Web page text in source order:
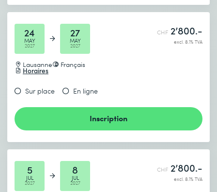
24
MAY
2027
27
MAY
2027
Lausanne Français
Horaires
CHF 2’800.-
excl. 8.1% TVA
Sur place En ligne
Inscription
5
JUL
2027
8
JUL
2027
CHF 2’800.-
excl. 8.1% TVA